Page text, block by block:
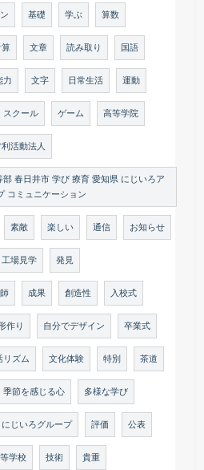
基礎 学ぶ 算数
文章 読み取り 国語
力 文字 日常生活 運動
スクール ゲーム 高等学院
活動法人
春日井市 学び 療育 愛知県 にじいろア
コミュニケーション
素敵 楽しい 通信 お知らせ
工場見学 発見
成果 創造性 入校式
作り 自分でデザイン 卒業式
リズム 文化体験 特別 茶道
季節を感じる心 多様な学び
にじいろグループ 評価 公表
学校 技術 貴重